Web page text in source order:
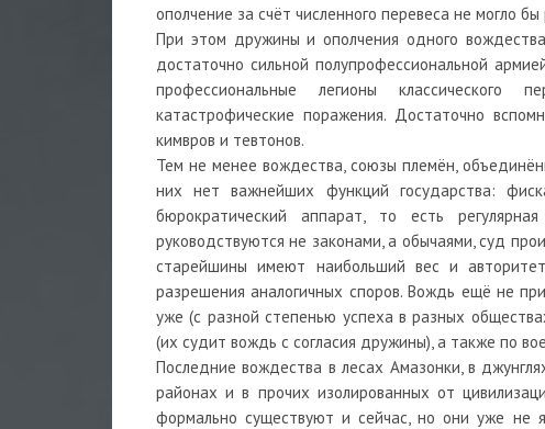
ополчение за счёт численного перевеса не могло
При этом дружины и ополчения одного
достаточно сильной полупрофессиональной
профессиональные легионы
катастрофические поражения. Достаточно
кимвров и тевтонов.
Тем не менее вождества, союзы племён,
них нет важнейших функций государства:
бюрократический аппарат, то есть
руководствуются не законами, а обычаями, суд
старейшины имеют наибольший вес и
разрешения аналогичных споров. Вождь ещё не
уже (с разной степенью успеха в разных
(их судит вождь с согласия дружины), а также по
Последние вождества в лесах Амазонки, в
районах и в прочих изолированных от
формально существуют и сейчас, но они уже не